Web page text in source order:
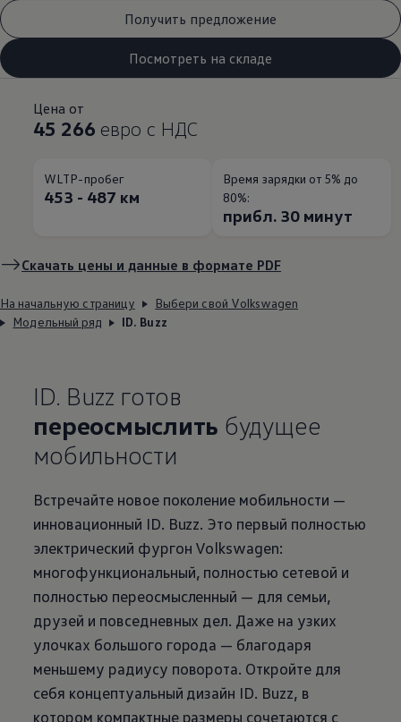
Получить предложение
Посмотреть на складе
Цена от
45 266 евро с НДС
WLTP-пробег
453 - 487 км
Время зарядки от 5% до
80%:
прибл. 30 минут
Скачать цены и данные в формате PDF
На начальную страницу
Выбери свой Volkswagen
Модельный ряд
ID. Buzz
ID. Buzz готов
переосмыслить будущее
мобильности
Встречайте новое поколение мобильности —
инновационный ID. Buzz. Это первый полностью
электрический фургон Volkswagen:
многофункциональный, полностью сетевой и
полностью переосмысленный — для семьи,
друзей и повседневных дел. Даже на узких
улочках большого города — благодаря
меньшему радиусу поворота. Откройте для
себя концептуальный дизайн ID. Buzz, в
котором компактные размеры сочетаются с